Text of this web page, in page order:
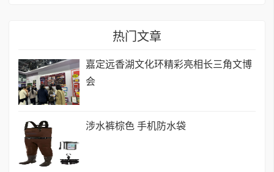
热门文章
嘉定远香湖文化环精彩亮相长三角文博
会
涉水裤棕色 手机防水袋